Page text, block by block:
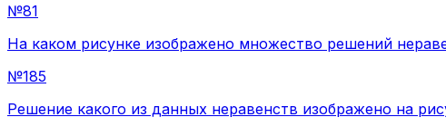
№81
На каком рисунке изображено множество решений
№185
Решение какого из данных неравенств изображено на